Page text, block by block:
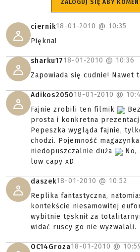
ZALOGUJ SIĘ ABY
ciernik18-01-2010 @ 10:35
Piękna!
sharku1718-01-2010 @ 10:36
Zapowiada się cudnie! Nawet
Adikos205018-01-2010 @
Fajnie zrobili ten filmik
prosta i konkretna
Pepeszka wygląda fajnie,
chodzi. Pojemność
niedopuszczalnie duża
No,
low capy xD
daszek18-01-2010 @ 10:52
Replika fantastyczna,
kontekście niesamowitej
wybitnie tęsknił za
widać ruscy go nie wyzwalali.
OC14Groza18-01-2010 @